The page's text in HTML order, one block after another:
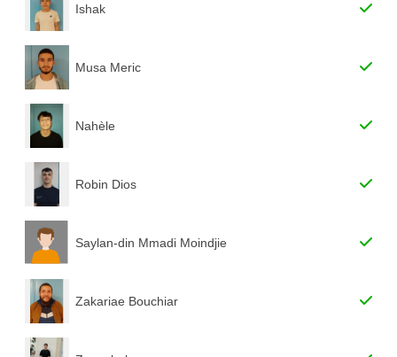
Ishak
Musa Meric
Nahèle
Robin Dios
Saylan-din Mmadi Moindjie
Zakariae Bouchiar